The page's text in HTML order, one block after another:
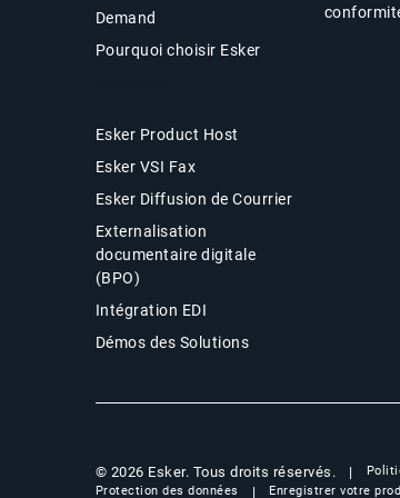
Demand
Pourquoi choisir Esker
Esker Product Host
Esker VSI Fax
Esker Diffusion de Courrier
Externalisation
documentaire digitale
(BPO)
Intégration EDI
Démos des Solutions
© 2026 Esker. Tous droits réservés.
Protection des données
Enregistrer votre